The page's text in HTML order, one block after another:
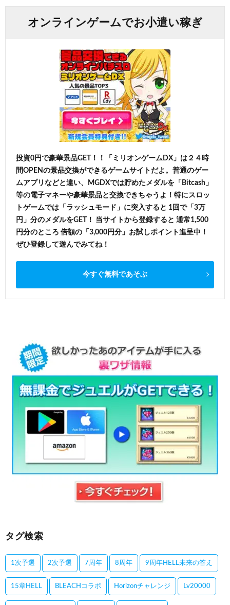
オンラインゲームでお小遣い稼ぎ
投資0円で豪華景品GET！！「ミリオンゲームDX」は２４時
間OPENの景品交換ができるゲームサイトだよ。普通のゲー
ムアプリなどと違い、MGDXでは貯めたメダルを「Bitcash」
等の電子マネーや豪華景品と交換できちゃうよ！特にスロッ
トゲームでは「ラッシュモード」に突入すると 1回で「3万
円」分のメダルをGET！ 当サイトから登録すると 通常1,500
円分のところ 倍額の「3,000円分」お試しポイント進呈中！
ぜひ登録して遊んでみてね！
今すぐ無料であそぶ
タグ検索
1次予選 2次予選 7周年 8周年 9周年HELL未来の答え
15章HELL BLEACHコラボ Horizonチャレンジ Lv20000